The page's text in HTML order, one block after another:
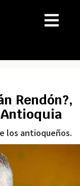
Rendón?,
los antioqueños.